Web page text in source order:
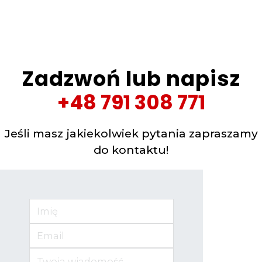
Zadzwoń lub napisz
+48 791 308 771
Jeśli masz jakiekolwiek pytania zapraszamy
do kontaktu!